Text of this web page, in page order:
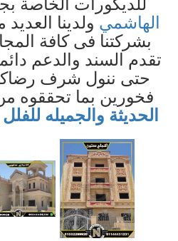
للديكورات الخاصة
الهاشمي ولدينا
بشركتنا فى كافة
تقدم السند والدعم
حتى ننول شرف
فخورين بما تحققوه
الحديثة والجميله